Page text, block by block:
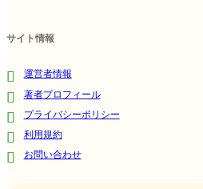
サイト情報
運営者情報
著者プロフィール
プライバシーポリシー
利用規約
お問い合わせ